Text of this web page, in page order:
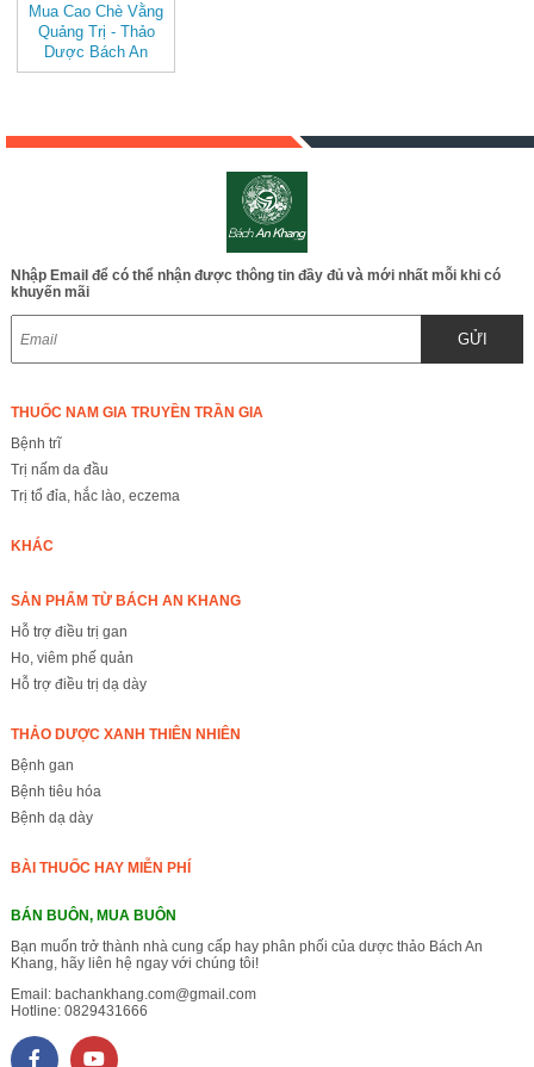
Mua Cao Chè Vằng
Quảng Trị - Thảo
Dược Bách An
Khang - JD101 v2
Nhập Email để có thể nhận được thông tin đầy đủ và mới nhất mỗi khi có
khuyến mãi
GỬI
THUỐC NAM GIA TRUYỀN TRẦN GIA
Bệnh trĩ
Trị nấm da đầu
Trị tổ đỉa, hắc lào, eczema
KHÁC
SẢN PHẨM TỪ BÁCH AN KHANG
Hỗ trợ điều trị gan
Ho, viêm phế quản
Hỗ trợ điều trị dạ dày
THẢO DƯỢC XANH THIÊN NHIÊN
Bệnh gan
Bệnh tiêu hóa
Bệnh dạ dày
BÀI THUỐC HAY MIỄN PHÍ
BÁN BUÔN, MUA BUÔN
Bạn muốn trở thành nhà cung cấp hay phân phối của dược thảo Bách An
Khang, hãy liên hệ ngay với chúng tôi!
Email: bachankhang.com@gmail.com
Hotline: 0829431666